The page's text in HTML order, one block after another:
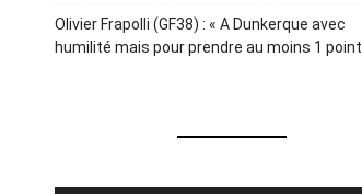
Olivier Frapolli (GF38) : « A Dunkerque avec
humilité mais pour prendre au moins 1 point